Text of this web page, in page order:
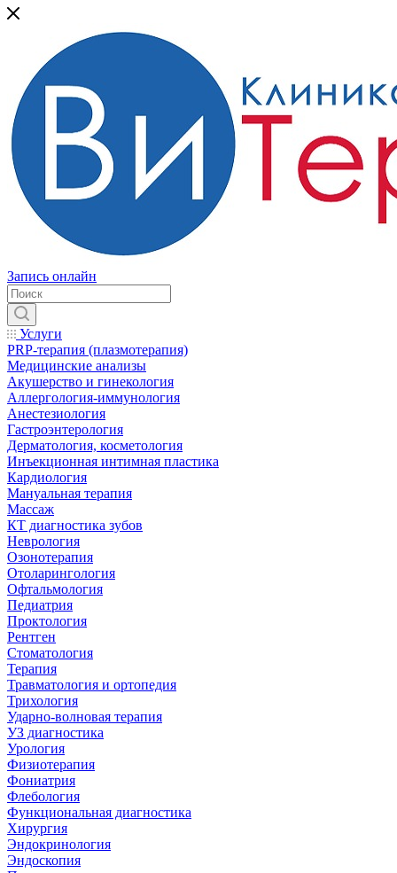
Запись онлайн
Услуги
PRP-терапия (плазмотерапия)
Медицинские анализы
Акушерство и гинекология
Аллергология-иммунология
Анестезиология
Гастроэнтерология
Дерматология, косметология
Инъекционная интимная пластика
Кардиология
Мануальная терапия
Массаж
КТ диагностика зубов
Неврология
Озонотерапия
Отоларингология
Офтальмология
Педиатрия
Проктология
Рентген
Стоматология
Терапия
Травматология и ортопедия
Трихология
Ударно-волновая терапия
УЗ диагностика
Урология
Физиотерапия
Фониатрия
Флебология
Функциональная диагностика
Хирургия
Эндокринология
Эндоскопия